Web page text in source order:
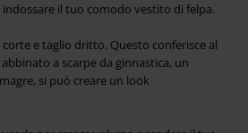
il tuo comodo vestito di felpa.
e taglio dritto. Questo conferisce al
a scarpe da ginnastica, un
si può creare un look